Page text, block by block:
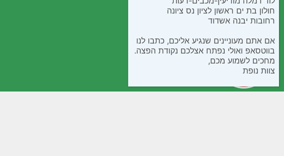
חולון בת ים ראשון לציון נס ציונה
רחובות יבנה אשדוד
אם אתם מעוניינים שנגיע אליכם, כתבו לנו
בווטסאפ ואולי נפתח אצלכם נקודת הפצה.
מחכים לשמוע מכם,
צוות נופת